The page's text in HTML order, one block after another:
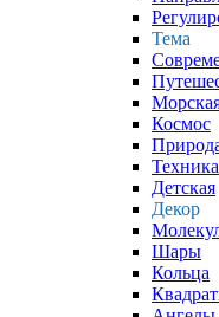
Тема
Космос
Техника
Детская
Декор
Шары
Кольца